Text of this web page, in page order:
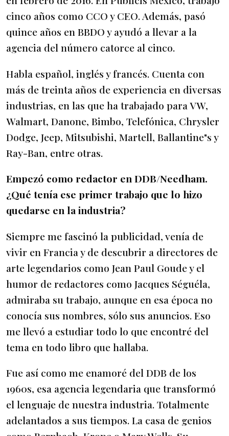
cinco años como CCO y CEO. Además, pasó
quince años en BBDO y ayudó a llevar a la
agencia del número catorce al cinco.
Habla español, inglés y francés. Cuenta con
más de treinta años de experiencia en diversas
industrias, en las que ha trabajado para VW,
Walmart, Danone, Bimbo, Telefónica, Chrysler
Dodge, Jeep, Mitsubishi, Martell, Ballantine"s y
Ray-Ban, entre otras.
Empezó como redactor en DDB/Needham.
¿Qué tenía ese primer trabajo que lo hizo
quedarse en la industria?
Siempre me fascinó la publicidad, venía de
vivir en Francia y de descubrir a directores de
arte legendarios como Jean Paul Goude y el
humor de redactores como Jacques Séguéla,
admiraba su trabajo, aunque en esa época no
conocía sus nombres, sólo sus anuncios. Eso
me llevó a estudiar todo lo que encontré del
tema en todo libro que hallaba.
Fue así como me enamoré del DDB de los
1960s, esa agencia legendaria que transformó
el lenguaje de nuestra industria. Totalmente
adelantados a sus tiempos. La casa de genios